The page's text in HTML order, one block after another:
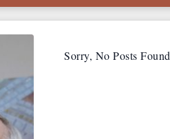
Sorry, No Posts Found